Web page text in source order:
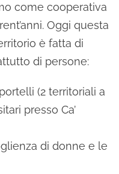
come cooperativa
Oggi questa
è fatta di
di persone:
(2 territoriali a
presso Ca’
di donne e le